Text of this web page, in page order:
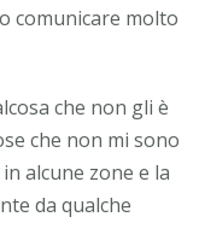
comunicare molto
che non gli è
che non mi sono
alcune zone e la
da qualche